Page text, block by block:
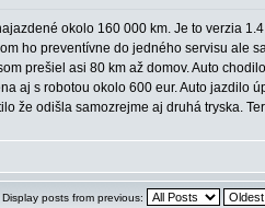
okolo 160 000 km. Je to verzia
ho preventívne do jedného servisu
prešiel asi 80 km až domov. Auto
aj s robotou okolo 600 eur. Auto
že odišla samozrejme aj druhá tryska.
Display posts from previous: